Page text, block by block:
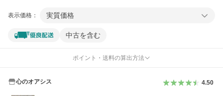
表示価格： 実質価格
中古を含む
ポイント・送料の算出方法
心のオアシス 4.50